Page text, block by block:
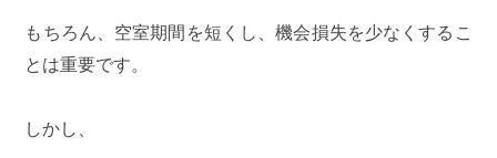
もちろん、空室期間を短くし、機会損失を少なくするこ
とは重要です。
しかし、